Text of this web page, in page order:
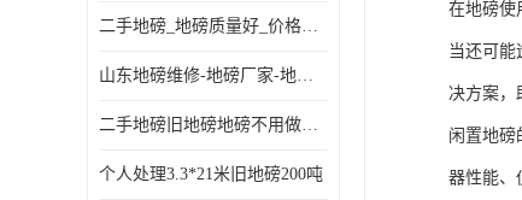
二手地磅_地磅质量好_价格便宜这里找【地磅行家】
山东地磅维修-地磅厂家-地磅价格-二手地磅
二手地磅旧地磅地磅不用做地基
个人处理3.3*21米旧地磅200吨
在地磅使
当还可
决方案，
闲置地磅
器性能、